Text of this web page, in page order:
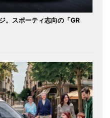
。スポーティ志向の「GR